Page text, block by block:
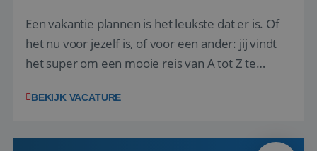
Een vakantie plannen is het leukste dat er is. Of
het nu voor jezelf is, of voor een ander: jij vindt
het super om een mooie reis van A tot Z te
vakantiegangers de meest prachtige plekjes op
werken: of het nu gaat om vragen ...
BEKIJK VACATURE